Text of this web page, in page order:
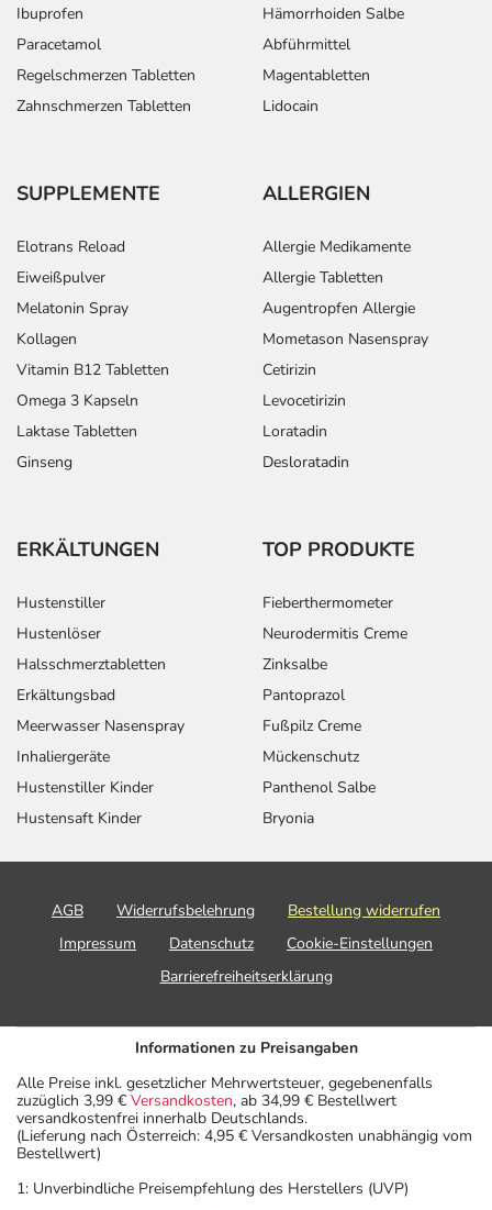
Ibuprofen
Paracetamol
Regelschmerzen Tabletten
Zahnschmerzen Tabletten
Hämorrhoiden Salbe
Abführmittel
Magentabletten
Lidocain
SUPPLEMENTE
Elotrans Reload
Eiweißpulver
Melatonin Spray
Kollagen
Vitamin B12 Tabletten
Omega 3 Kapseln
Laktase Tabletten
Ginseng
ALLERGIEN
Allergie Medikamente
Allergie Tabletten
Augentropfen Allergie
Mometason Nasenspray
Cetirizin
Levocetirizin
Loratadin
Desloratadin
ERKÄLTUNGEN
Hustenstiller
Hustenlöser
Halsschmerztabletten
Erkältungsbad
Meerwasser Nasenspray
Inhaliergeräte
Hustenstiller Kinder
Hustensaft Kinder
TOP PRODUKTE
Fieberthermometer
Neurodermitis Creme
Zinksalbe
Pantoprazol
Fußpilz Creme
Mückenschutz
Panthenol Salbe
Bryonia
AGB Widerrufsbelehrung
Bestellung widerrufen
Impressum
Datenschutz
Cookie-Einstellungen
Barrierefreiheitserklärung
Informationen zu Preisangaben
Alle Preise inkl. gesetzlicher Mehrwertsteuer, gegebenenfalls
zuzüglich 3,99 € Versandkosten, ab 34,99 € Bestellwert
versandkostenfrei innerhalb Deutschlands.
(Lieferung nach Österreich: 4,95 € Versandkosten unabhängig vom
Bestellwert)
1: Unverbindliche Preisempfehlung des Herstellers (UVP)